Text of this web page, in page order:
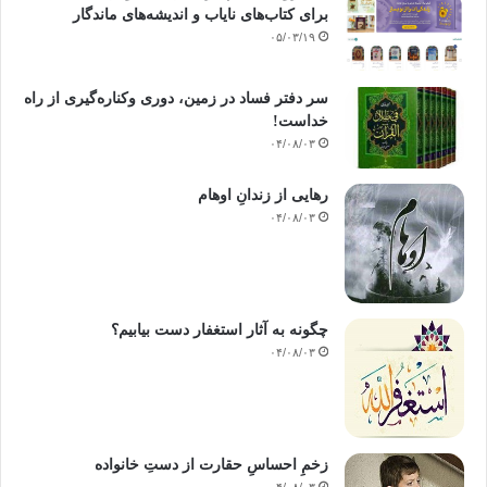
ظلم ظالم مقتصد سابق بالخیرات اخلاق
برای کتاب‌های نایاب و اندیشه‌های ماندگار
۰۵/۰۳/۱۹
سر دفتر فساد در زمین‌، دوری وکناره‌گیری از راه
خداست‌!
۰۴/۰۸/۰۳
رهایی از زندانِ اوهام
۰۴/۰۸/۰۳
چگونه به آثار استغفار دست بیابیم؟
۰۴/۰۸/۰۳
زخمِ احساسِ حقارت از دستِ خانواده